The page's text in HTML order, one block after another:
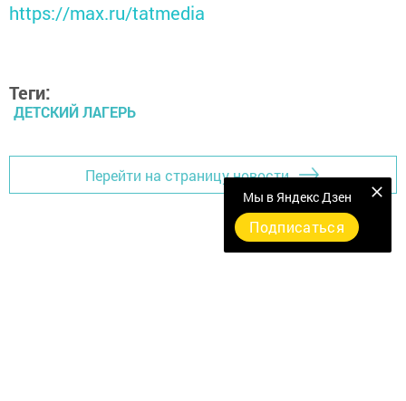
https://max.ru/tatmedia
Теги:
ДЕТСКИЙ ЛАГЕРЬ
Перейти на страницу новости
Мы в Яндекс Дзен
Подписаться